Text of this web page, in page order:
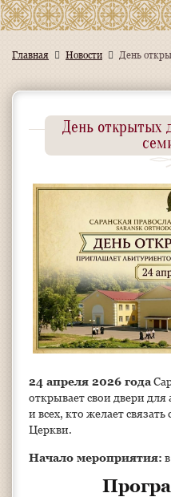
Главная Новости День
День открытых
24 апреля 2026 года
открывает свои двери
и всех, кто желает
Церкви.
Начало мероприятия: